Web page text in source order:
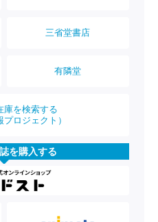
三省堂書店
有隣堂
庫を検索する
プロジェクト）
を購入する